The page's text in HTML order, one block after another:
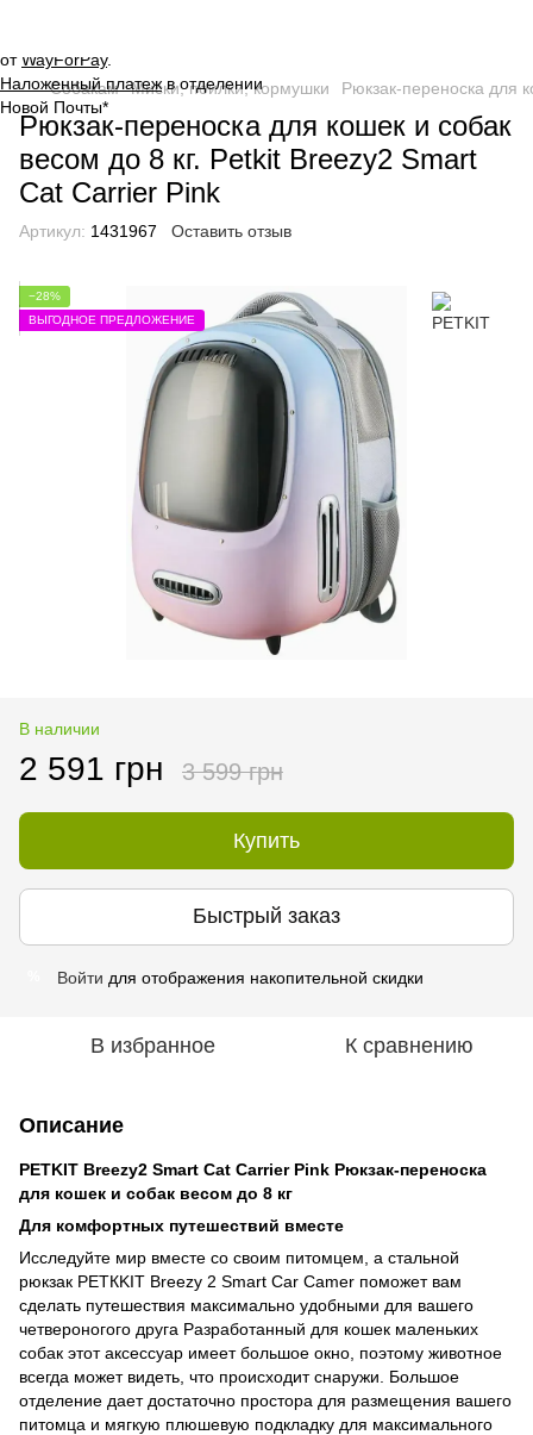
Собакам Миски, поилки, кормушки Рюкзак-переноска для
Рюкзак-переноска для кошек и собак
весом до 8 кг. Petkit Breezy2 Smart
Cat Carrier Pink
Артикул: 1431967 Оставить отзыв
−28%
ВЫГОДНОЕ ПРЕДЛОЖЕНИЕ
В наличии
2 591 грн 3 599 грн
Купить
Быстрый заказ
Войти для отображения накопительной скидки
В избранное К сравнению
Описание
PETKIT Breezy2 Smart Cat Carrier Pink Рюкзак-переноска
для кошек и собак весом до 8 кг
Для комфортных путешествий вместе
Исследуйте мир вместе со своим питомцем, а стальной
рюкзак РЕТКKIT Breezy 2 Smart Car Camer поможет вам
сделать путешествия максимально удобными для вашего
четвероногого друга Разработанный для кошек маленьких
собак этот аксессуар имеет большое окно, поэтому животное
всегда может видеть, что происходит снаружи. Большое
отделение дает достаточно простора для размещения вашего
питомца и мягкую плюшевую подкладку для максимального
от WayForPay.
Наложенный платежв отделении
Новой Почты*